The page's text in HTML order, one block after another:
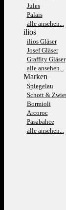
Jules
Palais
alle ansehen...
ilios
ilios Gläser
Josef Gläser
Graffity Gläser
alle ansehen...
Marken
Spiegelau
Schott &
Bormioli
Arcoroc
Pasabahce
alle ansehen...